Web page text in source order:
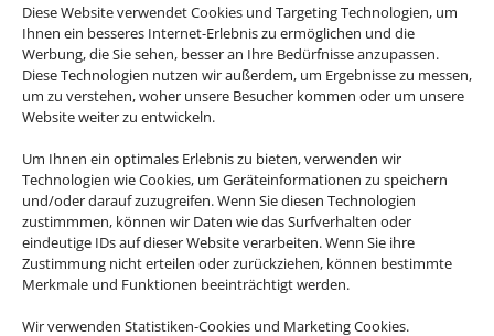
Diese Website verwendet Cookies und Targeting Technologien, um
Ihnen ein besseres Internet-Erlebnis zu ermöglichen und die
Werbung, die Sie sehen, besser an Ihre Bedürfnisse anzupassen.
Diese Technologien nutzen wir außerdem, um Ergebnisse zu messen,
um zu verstehen, woher unsere Besucher kommen oder um unsere
Website weiter zu entwickeln.
Um Ihnen ein optimales Erlebnis zu bieten, verwenden wir
Technologien wie Cookies, um Geräteinformationen zu speichern
und/oder darauf zuzugreifen. Wenn Sie diesen Technologien
zustimmmen, können wir Daten wie das Surfverhalten oder
eindeutige IDs auf dieser Website verarbeiten. Wenn Sie ihre
Zustimmung nicht erteilen oder zurückziehen, können bestimmte
Merkmale und Funktionen beeinträchtigt werden.
Wir verwenden Statistiken-Cookies und Marketing Cookies.